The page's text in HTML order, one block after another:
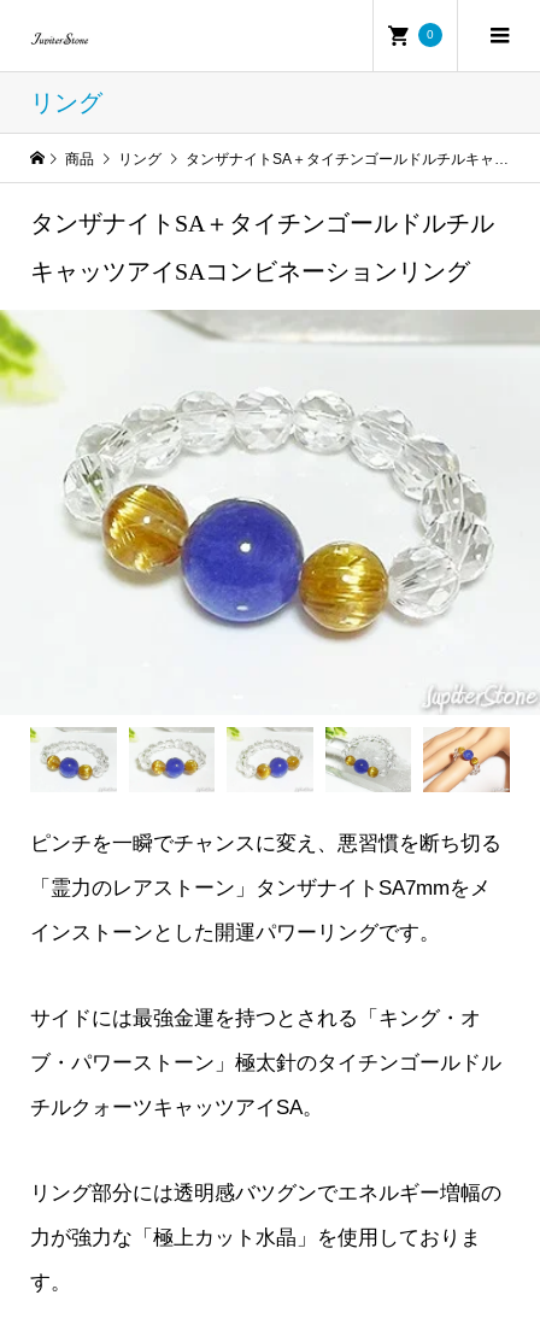
0
リング
商品 リング タンザナイトSA＋タイチンゴールドルチルキャッツアイSAコンビネーションリング
タンザナイトSA＋タイチンゴールドルチル
キャッツアイSAコンビネーションリング
ピンチを一瞬でチャンスに変え、悪習慣を断ち切る
「霊力のレアストーン」タンザナイトSA7mmをメ
インストーンとした開運パワーリングです。
サイドには最強金運を持つとされる「キング・オ
ブ・パワーストーン」極太針のタイチンゴールドル
チルクォーツキャッツアイSA。
リング部分には透明感バツグンでエネルギー増幅の
力が強力な「極上カット水晶」を使用しておりま
す。